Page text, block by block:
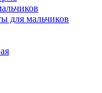
для мальчиков